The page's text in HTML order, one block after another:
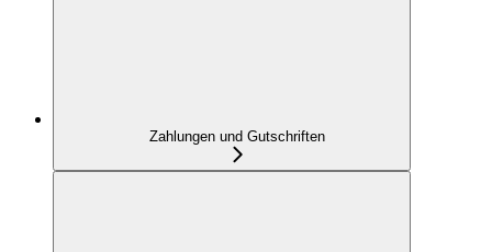
Zahlungen und Gutschriften